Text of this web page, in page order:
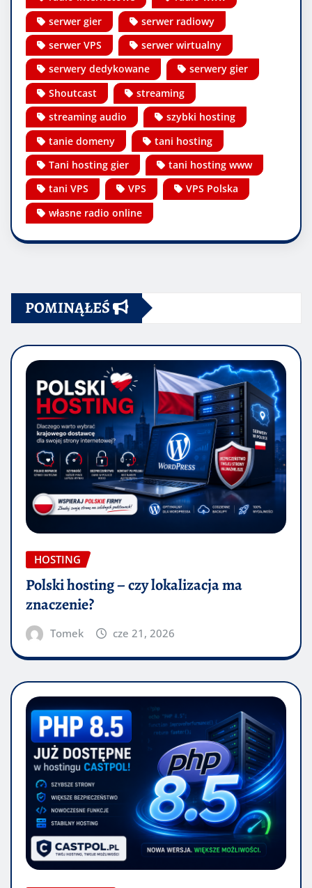
serwer gier
serwer radiowy
serwer VPS
serwer wirtualny
serwery dedykowane
serwery gier
Shoutcast
streaming
streaming audio
szybki hosting
tanie domeny
tani hosting
Tani hosting gier
tani hosting www
tani VPS
VPS
VPS Polska
własne radio online
POMINĄŁEŚ
HOSTING
Polski hosting – czy lokalizacja ma
znaczenie?
Tomek cze 21, 2026